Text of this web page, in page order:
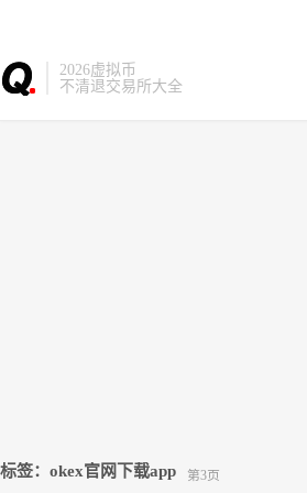
2026虚拟币
不清退交易所大全
标签：okex官网下载app 第3页